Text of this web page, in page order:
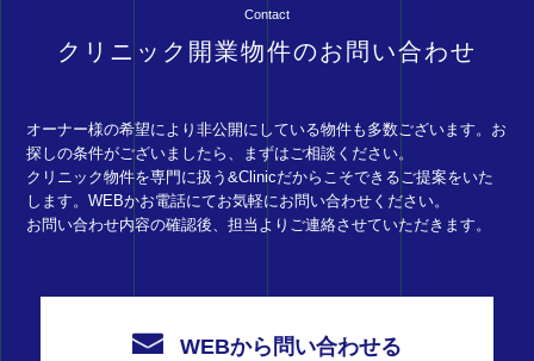
Contact
クリニック開業物件のお問い合わせ
オーナー様の希望により非公開にしている物件も多数ございます。お
探しの条件がございましたら、まずはご相談ください。
クリニック物件を専門に扱う&Clinicだからこそできるご提案をいた
します。WEBかお電話にてお気軽にお問い合わせください。
お問い合わせ内容の確認後、担当よりご連絡させていただきます。
WEBから問い合わせる